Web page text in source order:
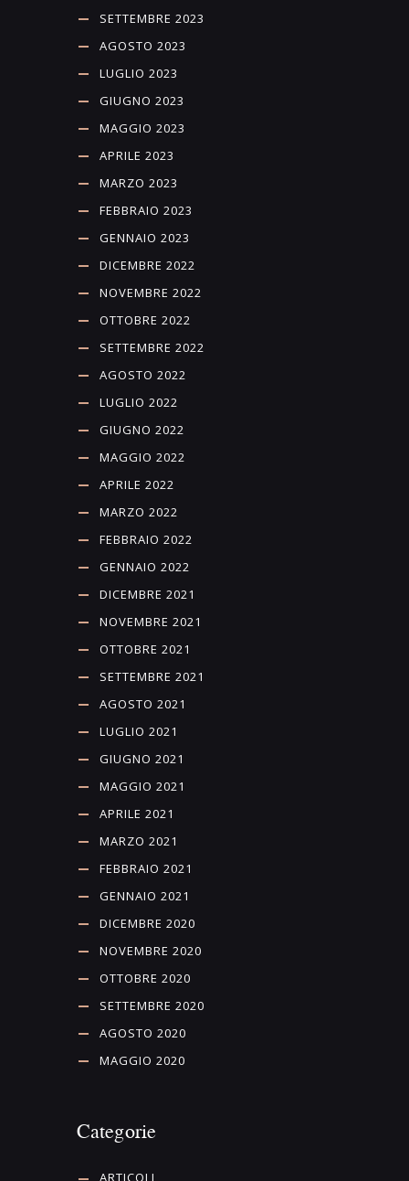
SETTEMBRE 2023
AGOSTO 2023
LUGLIO 2023
GIUGNO 2023
MAGGIO 2023
APRILE 2023
MARZO 2023
FEBBRAIO 2023
GENNAIO 2023
DICEMBRE 2022
NOVEMBRE 2022
OTTOBRE 2022
SETTEMBRE 2022
AGOSTO 2022
LUGLIO 2022
GIUGNO 2022
MAGGIO 2022
APRILE 2022
MARZO 2022
FEBBRAIO 2022
GENNAIO 2022
DICEMBRE 2021
NOVEMBRE 2021
OTTOBRE 2021
SETTEMBRE 2021
AGOSTO 2021
LUGLIO 2021
GIUGNO 2021
MAGGIO 2021
APRILE 2021
MARZO 2021
FEBBRAIO 2021
GENNAIO 2021
DICEMBRE 2020
NOVEMBRE 2020
OTTOBRE 2020
SETTEMBRE 2020
AGOSTO 2020
MAGGIO 2020
Categorie